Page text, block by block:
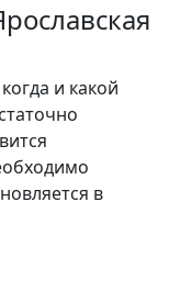
и какой
в